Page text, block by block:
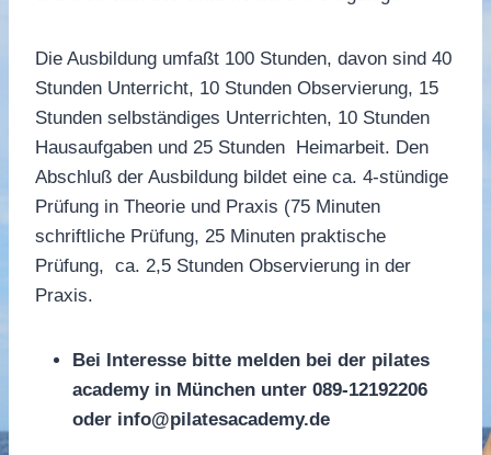
Die Ausbildung umfaßt 100 Stunden, davon sind 40
Stunden Unterricht, 10 Stunden Observierung, 15
Stunden selbständiges Unterrichten, 10 Stunden
Hausaufgaben und 25 Stunden Heimarbeit. Den
Abschluß der Ausbildung bildet eine ca. 4-stündige
Prüfung in Theorie und Praxis (75 Minuten
schriftliche Prüfung, 25 Minuten praktische
Prüfung, ca. 2,5 Stunden Observierung in der
Praxis.
Bei Interesse bitte melden bei der pilates
academy in München unter 089-12192206
oder info@pilatesacademy.de